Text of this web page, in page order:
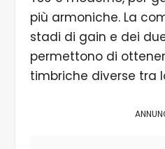
più armoniche. La
stadi di gain e dei
permettono di
timbriche diverse tra